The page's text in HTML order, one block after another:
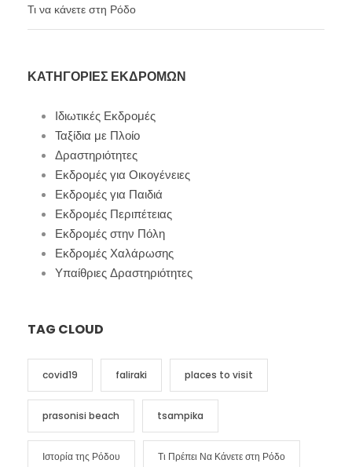
Τι να κάνετε στη Ρόδο
ΚΑΤΗΓΟΡΊΕΣ ΕΚΔΡΟΜΏΝ
Ιδιωτικές Εκδρομές
Ταξίδια με Πλοίο
Δραστηριότητες
Εκδρομές για Οικογένειες
Εκδρομές για Παιδιά
Εκδρομές Περιπέτειας
Εκδρομές στην Πόλη
Εκδρομές Χαλάρωσης
Υπαίθριες Δραστηριότητες
TAG CLOUD
covid19 faliraki places to visit
prasonisi beach tsampika
Ιστορία της Ρόδου Τι Πρέπει Να Κάνετε στη Ρόδο